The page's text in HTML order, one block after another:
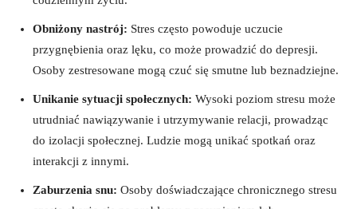
Obniżony nastrój: Stres często powoduje uczucie
przygnębienia oraz lęku, co może prowadzić do depresji.
Osoby zestresowane mogą czuć się smutne lub beznadziejne.
Unikanie sytuacji społecznych: Wysoki poziom stresu może
utrudniać nawiązywanie i utrzymywanie relacji, prowadząc
do izolacji społecznej. Ludzie mogą unikać spotkań oraz
interakcji z innymi.
Zaburzenia snu: Osoby doświadczające chronicznego stresu